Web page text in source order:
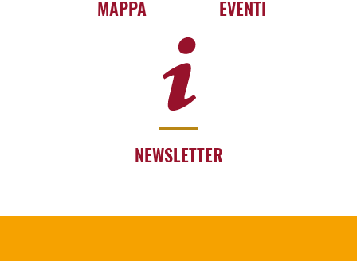
MAPPA EVENTI
NEWSLETTER